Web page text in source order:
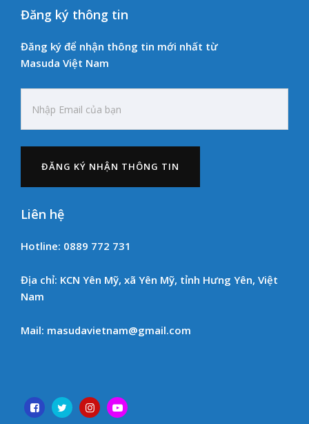
Đăng ký thông tin
Đăng ký để nhận thông tin mới nhất từ
Masuda Việt Nam
Liên hệ
Hotline: 0889 772 731
Địa chỉ: KCN Yên Mỹ, xã Yên Mỹ, tỉnh Hưng Yên, Việt
Nam
Mail: masudavietnam@gmail.com